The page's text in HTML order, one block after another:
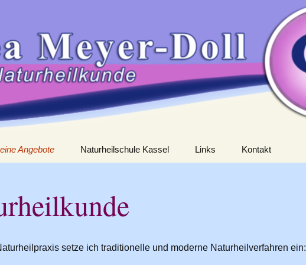
Angebote Naturheilschule Kassel Links Kontakt
setze ich traditionelle und moderne Naturheilverfahren ein: